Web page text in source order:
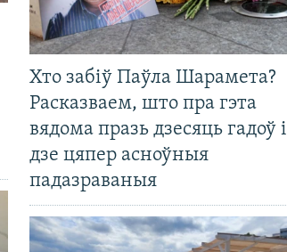
Хто забіў Паўла Шарамета?
Расказваем, што пра гэта
вядома празь дзесяць гадоў і
дзе цяпер асноўныя
падазраваныя